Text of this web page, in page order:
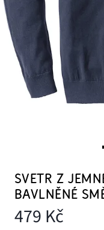
SVETR Z
BAVLNĚNÉ
479 Kč